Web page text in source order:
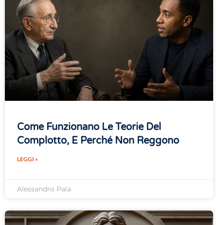
Come Funzionano Le Teorie Del
Complotto, E Perché Non Reggono
LEGGI »
Alessandro Pala